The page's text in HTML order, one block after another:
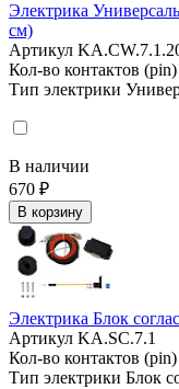
Электрика
см)
Артикул
Кол-во контактов (pin)
Тип электрики
В наличии
670 ₽
В корзину
Электрика Блок
Артикул KA.SC.7.1
Кол-во контактов (pin)
Тип электрики Блок